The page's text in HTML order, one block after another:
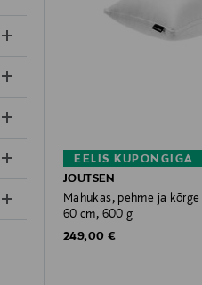
EELIS KUPONGIGA
JOUTSEN
Mahukas, pehme ja
60 cm, 600 g
Original Price
249,00 €